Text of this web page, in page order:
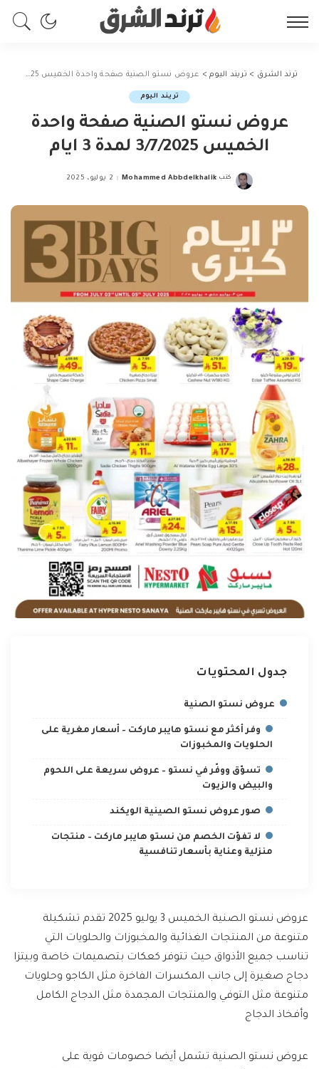
ترند الشرق > تريند اليوم> عروض نستو الصنية صفحة واحدة الخميس 3/7/2025 لمدة 3 ايام
تريند اليوم
عروض نستو الصنية صفحة واحدة
الخميس 3/7/2025 لمدة 3 ايام
Posted
كتب Mohammed Abbdelkhalik 2 يوليو، 2025
جدول المحتويات
عروض نستو الصنية
وفر أكثر مع نستو هايبر ماركت – أسعار مغرية على
الحلويات والمخبوزات
تسوّق ووفّر في نستو – عروض سريعة على اللحوم
والبيض والزيوت
صور عروض نستو الصينية الويكند
لا تفوّت الخصم من نستو هايبر ماركت – منتجات
منزلية وعناية بأسعار تنافسية
عروض نستو الصنية الخميس 3 يوليو 2025 تقدم تشكيلة
متنوعة من المنتجات الغذائية والمخبوزات والحلويات التي
تناسب جميع الأذواق حيث تتوفر كعكات بتصميمات خاصة وبيتزا
دجاج صغيرة إلى جانب المكسرات الفاخرة مثل الكاجو وحلويات
متنوعة مثل التوفي والمنتجات المجمدة مثل الدجاج الكامل
وأفخاذ الدجاج
عروض نستو الصنية تشمل أيضا خصومات قوية على